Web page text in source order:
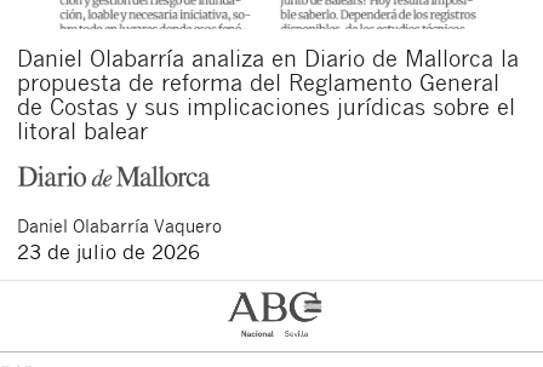
Daniel Olabarría analiza en Diario de Mallorca la
propuesta de reforma del Reglamento General
de Costas y sus implicaciones jurídicas sobre el
litoral balear
Daniel Olabarría Vaquero
23 de julio de 2026